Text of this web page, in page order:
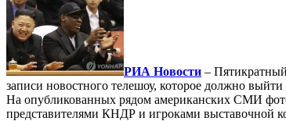
РИА Новости –
записи новостного телешоу, которое должно
На опубликованных рядом американских СМИ
представителями КНДР и игроками выставочной